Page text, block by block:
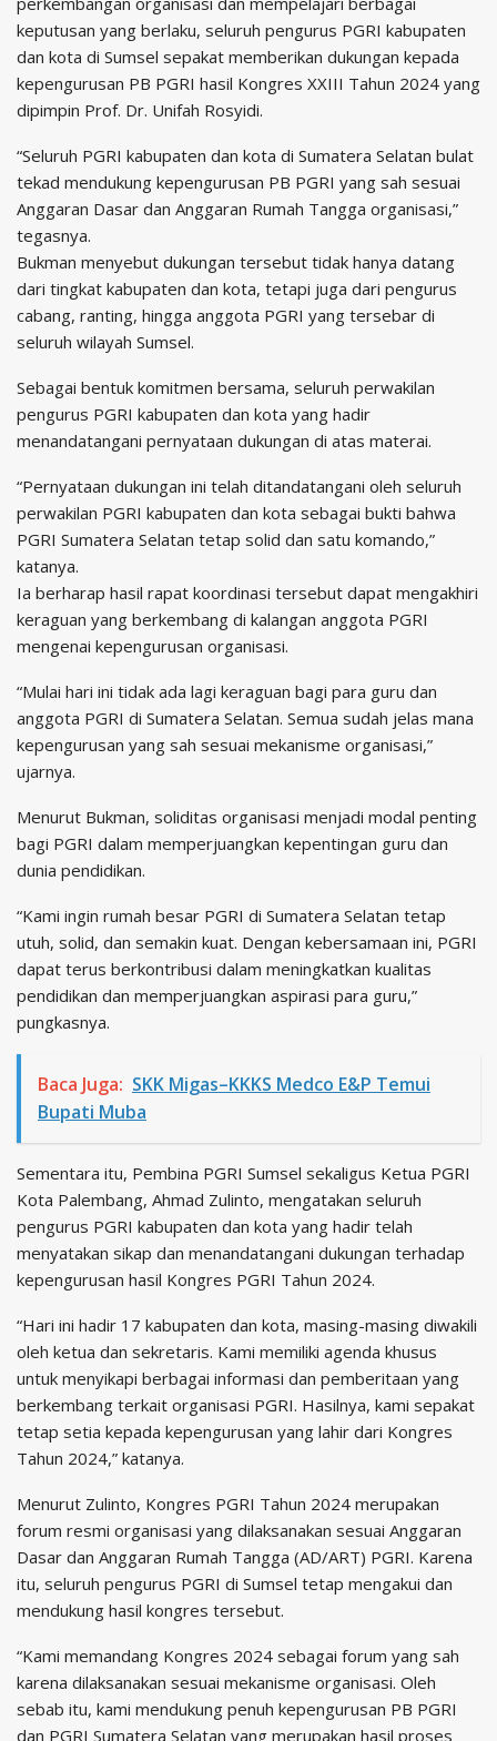
keputusan yang berlaku, seluruh pengurus PGRI kabupaten
dan kota di Sumsel sepakat memberikan dukungan kepada
kepengurusan PB PGRI hasil Kongres XXIII Tahun 2024 yang
dipimpin Prof. Dr. Unifah Rosyidi.
“Seluruh PGRI kabupaten dan kota di Sumatera Selatan bulat
tekad mendukung kepengurusan PB PGRI yang sah sesuai
Anggaran Dasar dan Anggaran Rumah Tangga organisasi,”
tegasnya.
Bukman menyebut dukungan tersebut tidak hanya datang
dari tingkat kabupaten dan kota, tetapi juga dari pengurus
cabang, ranting, hingga anggota PGRI yang tersebar di
seluruh wilayah Sumsel.
Sebagai bentuk komitmen bersama, seluruh perwakilan
pengurus PGRI kabupaten dan kota yang hadir
menandatangani pernyataan dukungan di atas materai.
“Pernyataan dukungan ini telah ditandatangani oleh seluruh
perwakilan PGRI kabupaten dan kota sebagai bukti bahwa
PGRI Sumatera Selatan tetap solid dan satu komando,”
katanya.
Ia berharap hasil rapat koordinasi tersebut dapat mengakhiri
keraguan yang berkembang di kalangan anggota PGRI
mengenai kepengurusan organisasi.
“Mulai hari ini tidak ada lagi keraguan bagi para guru dan
anggota PGRI di Sumatera Selatan. Semua sudah jelas mana
kepengurusan yang sah sesuai mekanisme organisasi,”
ujarnya.
Menurut Bukman, soliditas organisasi menjadi modal penting
bagi PGRI dalam memperjuangkan kepentingan guru dan
dunia pendidikan.
“Kami ingin rumah besar PGRI di Sumatera Selatan tetap
utuh, solid, dan semakin kuat. Dengan kebersamaan ini, PGRI
dapat terus berkontribusi dalam meningkatkan kualitas
pendidikan dan memperjuangkan aspirasi para guru,”
pungkasnya.
Baca Juga: SKK Migas–KKKS Medco E&P Temui
Bupati Muba
Sementara itu, Pembina PGRI Sumsel sekaligus Ketua PGRI
Kota Palembang, Ahmad Zulinto, mengatakan seluruh
pengurus PGRI kabupaten dan kota yang hadir telah
menyatakan sikap dan menandatangani dukungan terhadap
kepengurusan hasil Kongres PGRI Tahun 2024.
“Hari ini hadir 17 kabupaten dan kota, masing-masing diwakili
oleh ketua dan sekretaris. Kami memiliki agenda khusus
untuk menyikapi berbagai informasi dan pemberitaan yang
berkembang terkait organisasi PGRI. Hasilnya, kami sepakat
tetap setia kepada kepengurusan yang lahir dari Kongres
Tahun 2024,” katanya.
Menurut Zulinto, Kongres PGRI Tahun 2024 merupakan
forum resmi organisasi yang dilaksanakan sesuai Anggaran
Dasar dan Anggaran Rumah Tangga (AD/ART) PGRI. Karena
itu, seluruh pengurus PGRI di Sumsel tetap mengakui dan
mendukung hasil kongres tersebut.
“Kami memandang Kongres 2024 sebagai forum yang sah
karena dilaksanakan sesuai mekanisme organisasi. Oleh
sebab itu, kami mendukung penuh kepengurusan PB PGRI
dan PGRI Sumatera Selatan yang merupakan hasil proses